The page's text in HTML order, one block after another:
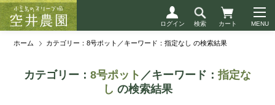
ログイン 検索 カート
ホーム カテゴリー：8号ポット／キーワード：指定なし の検索結果
カテゴリー： 8号ポット ／キーワード： 指定な
し の検索結果